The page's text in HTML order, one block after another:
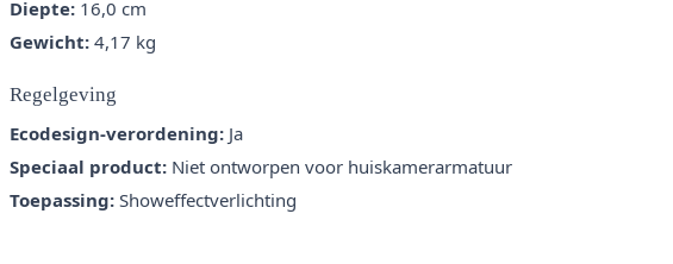
Diepte: 16,0 cm
Gewicht: 4,17 kg
Regelgeving
Ecodesign-verordening: Ja
Speciaal product: Niet ontworpen voor huiskamerarmatuur
Toepassing: Showeffectverlichting